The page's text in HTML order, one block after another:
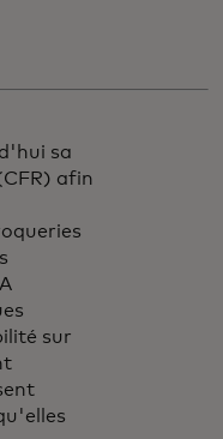
sa
afin
sur